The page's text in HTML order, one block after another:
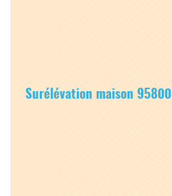
Surélévation maison 95800